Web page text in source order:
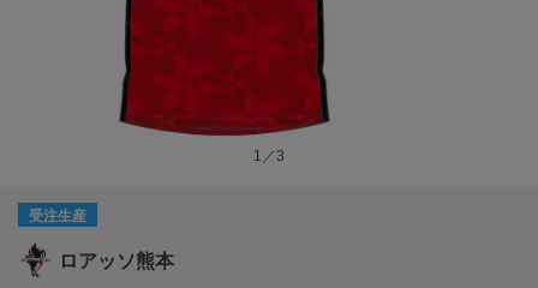
1／3
受注生産
ロアッソ熊本